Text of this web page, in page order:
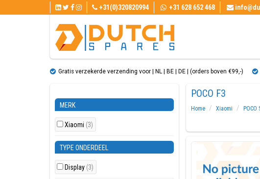
+31(0)320820994 +31 628 652 468
Gratis verzekerde verzending voor | NL | BE | DE | (orders boven €99,-)
MERK
Xiaomi (3)
TYPE ONDERDEEL
Display (3)
POCO F3
Home Xiaomi POCO